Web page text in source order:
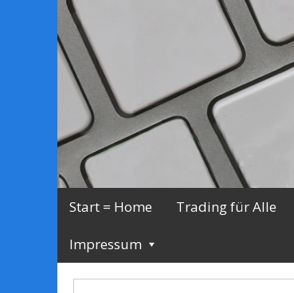
Start = Home Trading für Alle
Impressum